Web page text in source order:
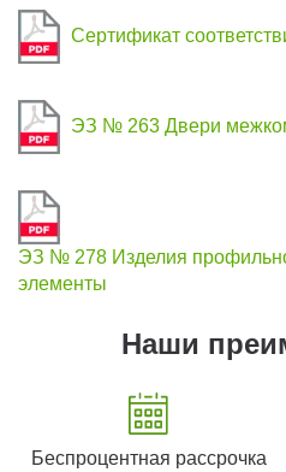
Сертификат
ЭЗ № 263 Двери
ЭЗ № 278 Изделия
элементы
Наши
Беспроцентная рассрочка